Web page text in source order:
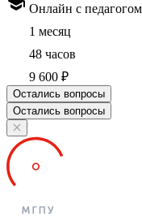
Онлайн с педагогом
1 месяц
48 часов
9 600 ₽
Остались вопросы
Остались вопросы